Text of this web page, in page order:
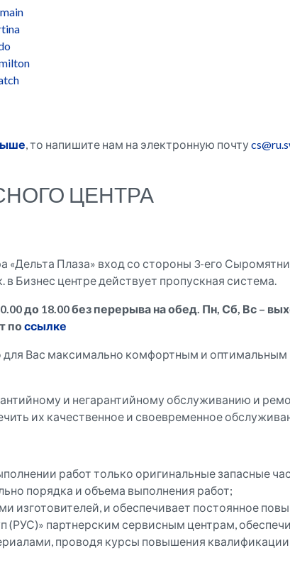
, то напишите нам на электронную почту
ЦЕНТРА
Плаза» вход со стороны 3-его
Бизнес центре действует пропускная система.
до 18.00 без перерыва на обед. Пн, Сб, Вс –
поссылке
Вас максимально комфортным и
и негарантийному обслуживанию и
их качественное и своевременное
работ только оригинальные запасные
порядка и объема выполнения работ;
изготовителей, и обеспечивает постоянное
партнерским сервисным центрам,
проводя курсы повышения квалификации